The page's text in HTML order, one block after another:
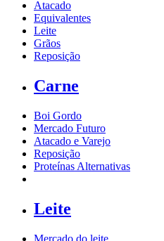
Atacado
Equivalentes
Leite
Grãos
Reposição
Carne
Boi Gordo
Mercado Futuro
Atacado e Varejo
Reposição
Proteínas Alternativas
Leite
Mercado do leite